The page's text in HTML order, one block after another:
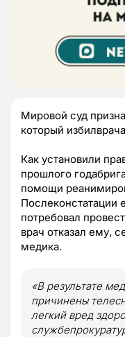
Мировой суд
который
Как установили
прошлого
помощи
потребовал
врач отказал ему,
медика.
«В результате
причинены
легкий вред